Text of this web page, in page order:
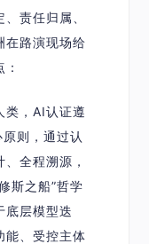
责任归属、
在路演现场给
类，AI认证遵
则，通过认
全程溯源，
斯之船”哲学
底层模型迭
能、受控主体